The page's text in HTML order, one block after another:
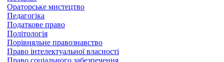
Ораторське мистецтво
Педагогіка
Податкове право
Політологія
Порівняльне правознавство
Право інтелектуальної власності
Право соціального забезпечення